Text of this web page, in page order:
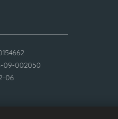
09-002050
06